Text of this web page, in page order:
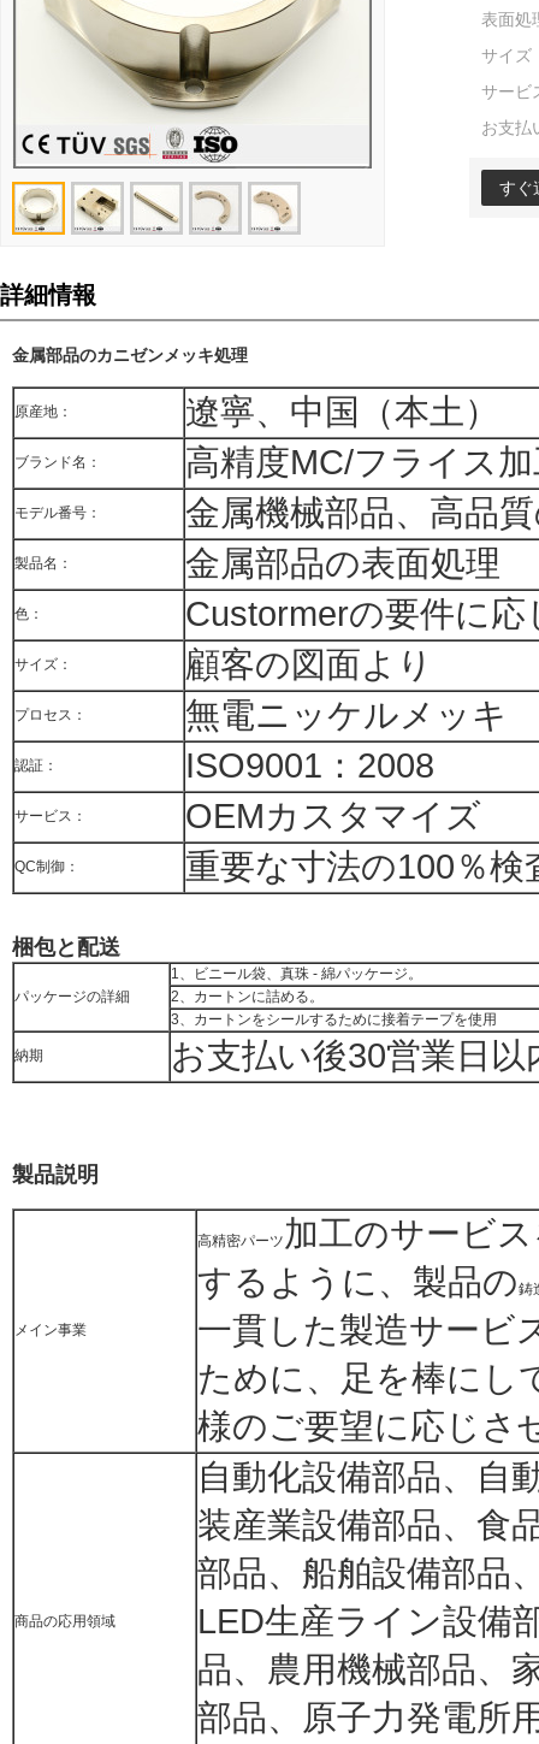
表面処
サイズ
サービ
お支払
すぐ
詳細情報
金属部品のカニゼンメッキ処理
原産地： 遼寧、中国（本土）
ブランド名： 高精度MC/フライス
モデル番号： 金属機械部品、高品
製品名： 金属部品の表面処理
色： Custormerの要件に応
サイズ： 顧客の図面より
プロセス： 無電ニッケルメッキ
認証： ISO9001：2008
サービス： OEMカスタマイズ
QC制御： 重要な寸法の100％検
梱包と配送
パッケージの詳細
1、ビニール袋、真珠 - 綿パッケージ。
2、カートンに詰める。
3、カートンをシールするために接着テープを使用
納期 お支払い後30営業日
製品説明
メイン事業
高精密パーツ 加工のサービ
するように、製品の鋳
一貫した製造サービ
ために、足を棒にし
様のご要望に応じさ
商品の応用領域
自動化設備部品、自
装産業設備部品、食
部品、船舶設備部品
LED生産ライン設備
品、農用機械部品、
部品、原子力発電所